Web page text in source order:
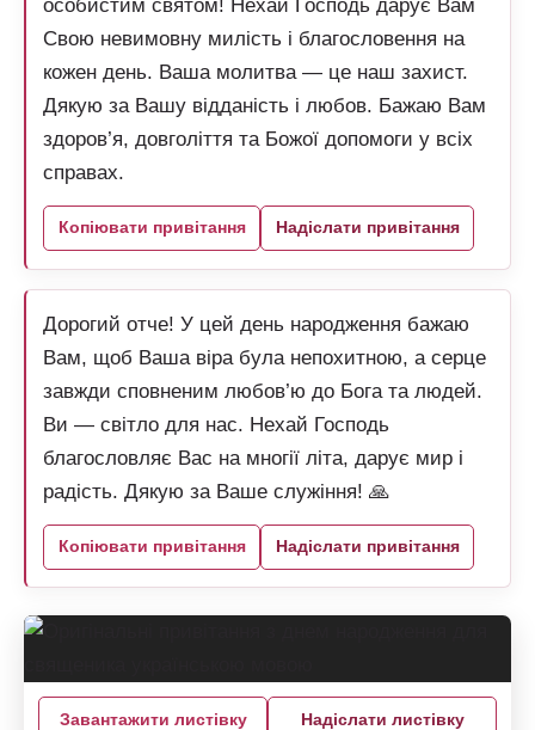
особистим святом! Нехай Господь дарує Вам
Свою невимовну милість і благословення на
кожен день. Ваша молитва — це наш захист.
Дякую за Вашу відданість і любов. Бажаю Вам
здоров’я, довголіття та Божої допомоги у всіх
справах.
Копіювати привітання Надіслати привітання
Дорогий отче! У цей день народження бажаю
Вам, щоб Ваша віра була непохитною, а серце
завжди сповненим любов’ю до Бога та людей.
Ви — світло для нас. Нехай Господь
благословляє Вас на многії літа, дарує мир і
радість. Дякую за Ваше служіння! 🙏
Копіювати привітання Надіслати привітання
Завантажити листівку Надіслати листівку